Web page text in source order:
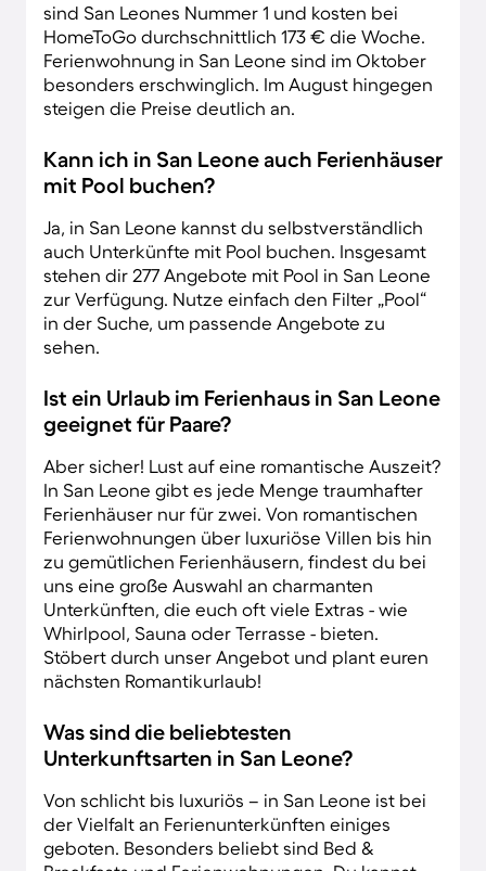
sind San Leones Nummer 1 und kosten bei
HomeToGo durchschnittlich 173 € die Woche.
Ferienwohnung in San Leone sind im Oktober
besonders erschwinglich. Im August hingegen
steigen die Preise deutlich an.
Kann ich in San Leone auch Ferienhäuser
mit Pool buchen?
Ja, in San Leone kannst du selbstverständlich
auch Unterkünfte mit Pool buchen. Insgesamt
stehen dir 277 Angebote mit Pool in San Leone
zur Verfügung. Nutze einfach den Filter „Pool“
in der Suche, um passende Angebote zu
sehen.
Ist ein Urlaub im Ferienhaus in San Leone
geeignet für Paare?
Aber sicher! Lust auf eine romantische Auszeit?
In San Leone gibt es jede Menge traumhafter
Ferienhäuser nur für zwei. Von romantischen
Ferienwohnungen über luxuriöse Villen bis hin
zu gemütlichen Ferienhäusern, findest du bei
uns eine große Auswahl an charmanten
Unterkünften, die euch oft viele Extras - wie
Whirlpool, Sauna oder Terrasse - bieten.
Stöbert durch unser Angebot und plant euren
nächsten Romantikurlaub!
Was sind die beliebtesten
Unterkunftsarten in San Leone?
Von schlicht bis luxuriös – in San Leone ist bei
der Vielfalt an Ferienunterkünften einiges
geboten. Besonders beliebt sind Bed &